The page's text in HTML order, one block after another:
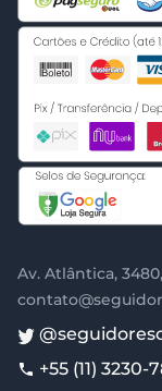
Av. Atlântica,
+55 (11) 3230-